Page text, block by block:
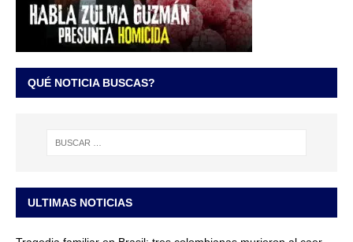
QUÉ NOTICIA BUSCAS?
ULTIMAS NOTICIAS